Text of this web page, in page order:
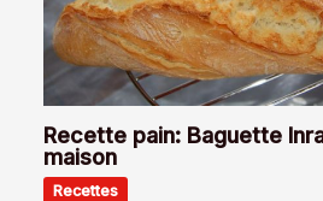
Recette pain: Baguette
maison
Recettes